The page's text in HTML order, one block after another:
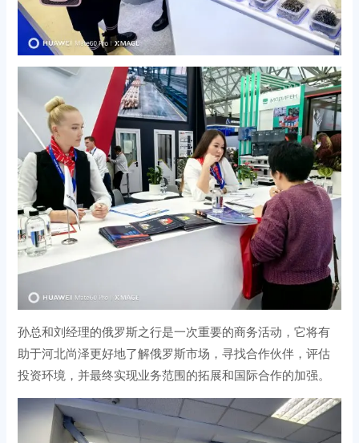
孙总和刘经理的俄罗斯之行是一次重要的商务活动，它将有
助于河北尚泽更好地了解俄罗斯市场，寻找合作伙伴，评估
投资环境，并最终实现业务范围的拓展和国际合作的加强。